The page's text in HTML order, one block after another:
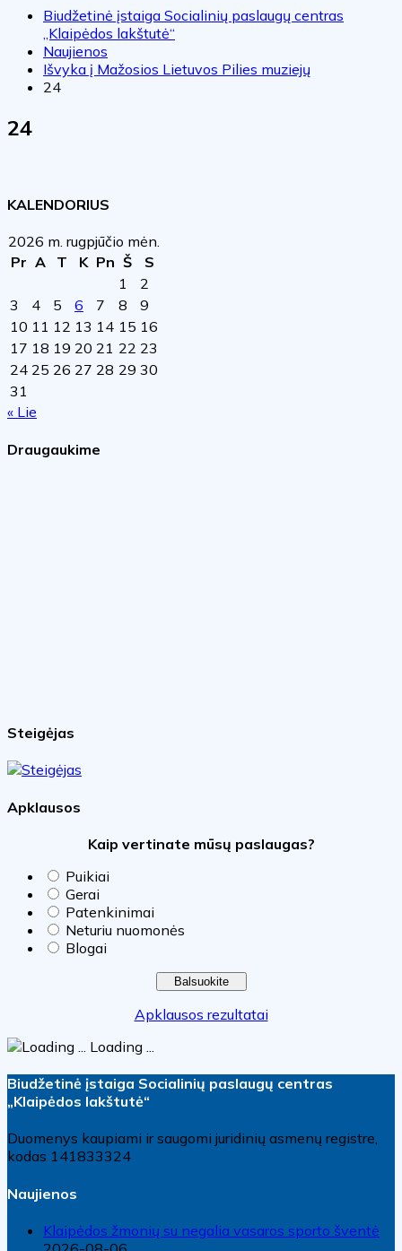
Biudžetinė įstaiga Socialinių paslaugų centras
„Klaipėdos lakštutė“
Naujienos
Išvyka į Mažosios Lietuvos Pilies muziejų
24
24
KALENDORIUS
2026 m. rugpjūčio mėn.
Pr A T K Pn Š
S
1
2
3
4 5 6 7 8
9
10 11 12 13 14 15 16
17 18 19 20 21 22 23
24 25 26 27 28 29 30
31
« Lie
Draugaukime
Steigėjas
Apklausos
Kaip vertinate mūsų paslaugas?
Puikiai
Gerai
Patenkinimai
Neturiu nuomonės
Blogai
Apklausos rezultatai
Loading ...
Biudžetinė įstaiga Socialinių paslaugų centras
„Klaipėdos lakštutė“
Duomenys kaupiami ir saugomi juridinių asmenų registre,
kodas 141833324
Naujienos
Klaipėdos žmonių su negalia vasaros sporto šventė